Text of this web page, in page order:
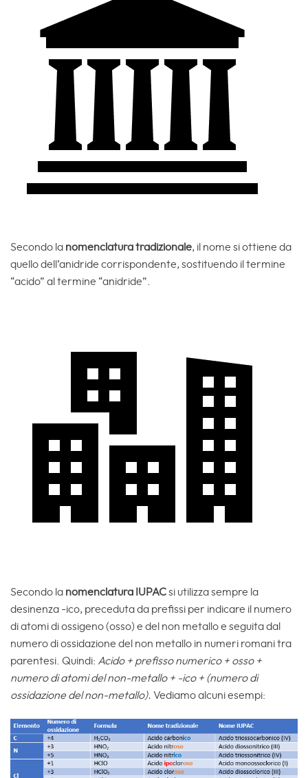
Secondo la nomenclatura tradizionale, il nome si ottiene da
quello dell’anidride corrispondente, sostituendo il termine
“acido” al termine “anidride”.
Secondo la nomenclatura IUPACsi utilizza sempre la
desinenza -ico, preceduta da prefissi per indicare il numero
di atomi di ossigeno (osso) e del non metallo e seguita dal
numero di ossidazione del non metallo in numeri romani tra
parentesi. Quindi: Acido + prefisso numerico + osso +
numero di atomi del non-metallo + -ico + (numero di
ossidazione del non-metallo). Vediamo alcuni esempi: